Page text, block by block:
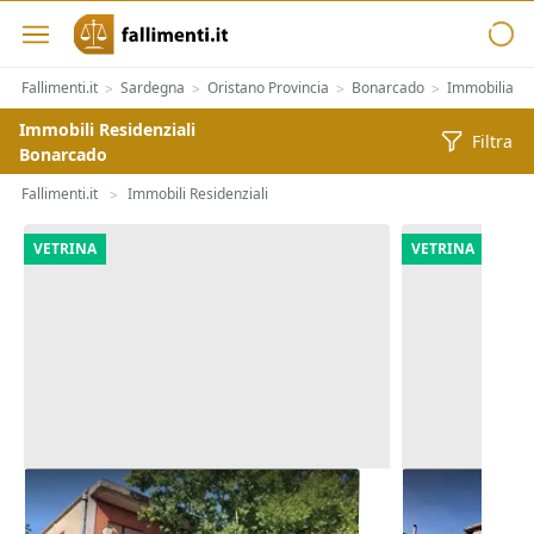
Fallimenti.it > Sardegna > Oristano Provincia > Bonarcado > Immobiliari
Immobili Residenziali
Bonarcado
Filtra
Fallimenti.it > Immobili Residenziali
VETRINA
Asta Alloggio e lastrico solare in
edificio polifunzionale
VETRINA
Asta
pertinenze